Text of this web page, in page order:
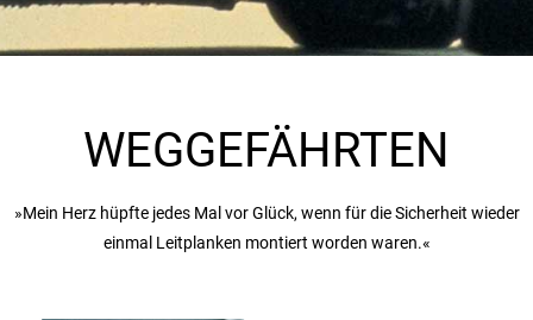
WEGGEFÄHRTEN
»Mein Herz hüpfte jedes Mal vor Glück, wenn für die Sicherheit wieder
einmal Leitplanken montiert worden waren.«